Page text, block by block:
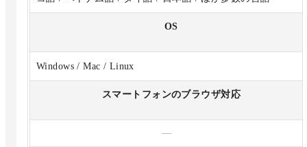
OS
Windows / Mac / Linux
スマートフォンのブラウザ対応
—